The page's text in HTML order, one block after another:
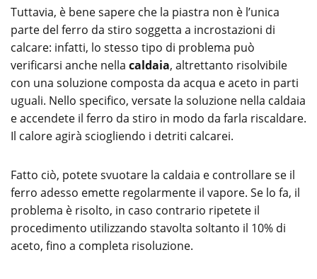
Tuttavia, è bene sapere che la piastra non è l’unica
parte del ferro da stiro soggetta a incrostazioni di
calcare: infatti, lo stesso tipo di problema può
verificarsi anche nella caldaia, altrettanto risolvibile
con una soluzione composta da acqua e aceto in parti
uguali. Nello specifico, versate la soluzione nella caldaia
e accendete il ferro da stiro in modo da farla riscaldare.
Il calore agirà sciogliendo i detriti calcarei.
Fatto ciò, potete svuotare la caldaia e controllare se il
ferro adesso emette regolarmente il vapore. Se lo fa, il
problema è risolto, in caso contrario ripetete il
procedimento utilizzando stavolta soltanto il 10% di
aceto, fino a completa risoluzione.